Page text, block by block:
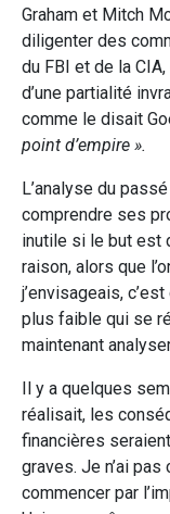
Graham et Mitch
diligenter des
du FBI et de la
d’une partialité
comme le disait
point d’empire ».
L’analyse du
comprendre ses
inutile si le but est
raison, alors que
j’envisageais,
plus faible qui se
maintenant
Il y a quelques
réalisait, les
financières
graves. Je n’ai
commencer par